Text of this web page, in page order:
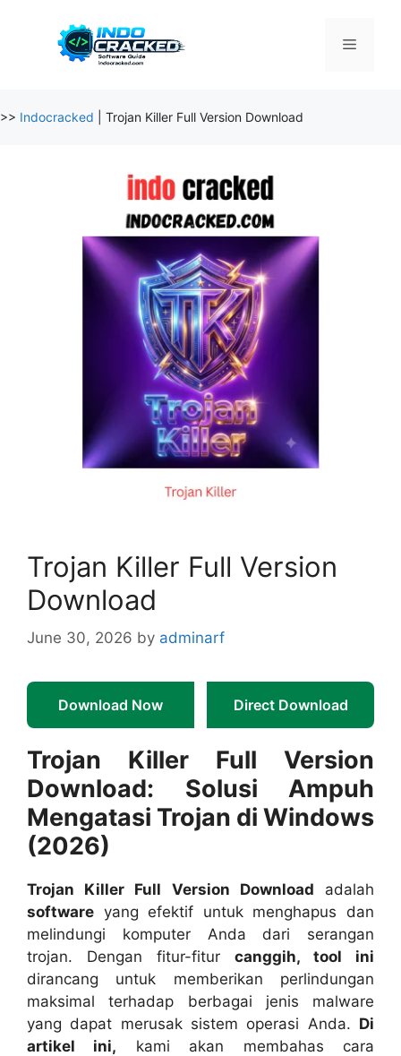
Menu
>> Indocracked Trojan Killer Full Version Download
Trojan Killer Full Version
Download
June 30, 2026 by adminarf
Download Now Direct Download
Trojan Killer Full Version
Download: Solusi Ampuh
Mengatasi Trojan di Windows
(2026)
Trojan Killer Full Version Download adalah
software yang efektif untuk menghapus dan
melindungi komputer Anda dari serangan
trojan. Dengan fitur-fitur canggih, tool ini
dirancang untuk memberikan perlindungan
maksimal terhadap berbagai jenis malware
yang dapat merusak sistem operasi Anda. Di
artikel ini, kami akan membahas cara